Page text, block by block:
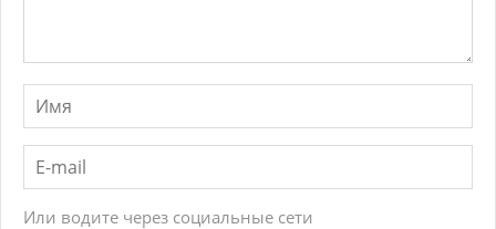
Или водите через социальные сети